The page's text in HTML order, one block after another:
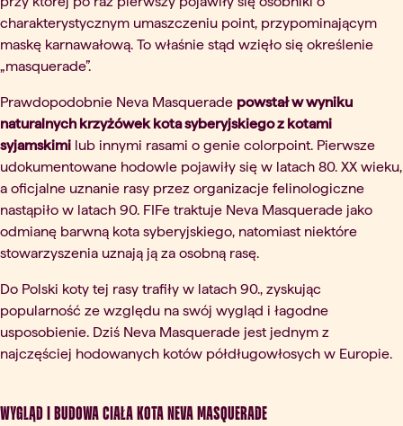
charakterystycznym umaszczeniu point, przypominającym
maskę karnawałową. To właśnie stąd wzięło się określenie
„masquerade”.
Prawdopodobnie Neva Masquerade powstał w wyniku
naturalnych krzyżówek kota syberyjskiego z kotami
syjamskimi lub innymi rasami o genie colorpoint. Pierwsze
udokumentowane hodowle pojawiły się w latach 80. XX wieku,
a oficjalne uznanie rasy przez organizacje felinologiczne
nastąpiło w latach 90. FIFe traktuje Neva Masquerade jako
odmianę barwną kota syberyjskiego, natomiast niektóre
stowarzyszenia uznają ją za osobną rasę.
Do Polski koty tej rasy trafiły w latach 90., zyskując
popularność ze względu na swój wygląd i łagodne
usposobienie. Dziś Neva Masquerade jest jednym z
najczęściej hodowanych kotów półdługowłosych w Europie.
Wygląd i budowa ciała kota Neva Masquerade